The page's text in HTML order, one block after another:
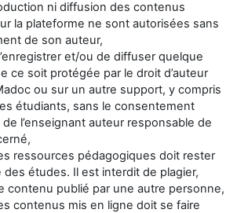
ni diffusion des contenus
la plateforme ne sont autorisées sans
de son auteur,
et/ou de diffuser quelque
ce soit protégée par le droit d’auteur
ou sur un autre support, y compris
étudiants, sans le consentement
l’enseignant auteur responsable de
ressources pédagogiques doit rester
des études. Il est interdit de plagier,
contenu publié par une autre personne,
contenus mis en ligne doit se faire